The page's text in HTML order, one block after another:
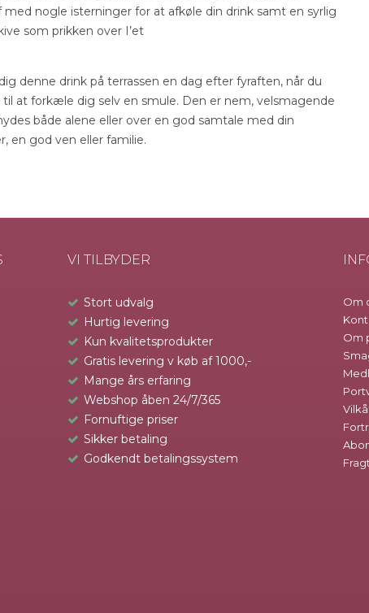
med nogle isterninger for at afkøle din drink samt en syrlig
som prikken over I’et
denne drink på terrassen en dag efter fyraften, når du
at forkæle dig selv en smule. Den er nem, velsmagende
både alene eller over en god samtale med din
en god ven eller familie.
VI TILBYDER
Stort udvalg
Hurtig levering
Kun kvalitetsprodukter
Gratis levering v køb af 1000,-
Mange års erfaring
Webshop åben 24/7/365
Fornuftige priser
Sikker betaling
Godkendt betalingssystem
Om
Om
Fragt